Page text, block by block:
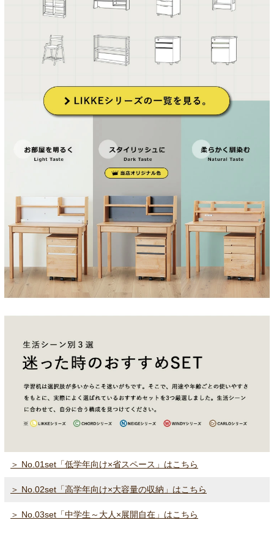
＞ No.01set「低学年向け×省スペース」はこちら
＞ No.02set「高学年向け×大容量の収納」はこちら
＞ No.03set「中学生～大人×展開自在」はこちら